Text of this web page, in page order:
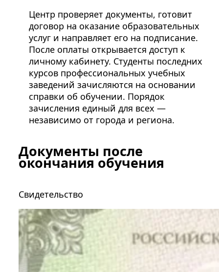
Центр проверяет документы, готовит
договор на оказание образовательных
услуг и направляет его на подписание.
После оплаты открывается доступ к
личному кабинету. Студенты последних
курсов профессиональных учебных
заведений зачисляются на основании
справки об обучении. Порядок
зачисления единый для всех —
независимо от города и региона.
Документы после
окончания обучения
Свидетельство